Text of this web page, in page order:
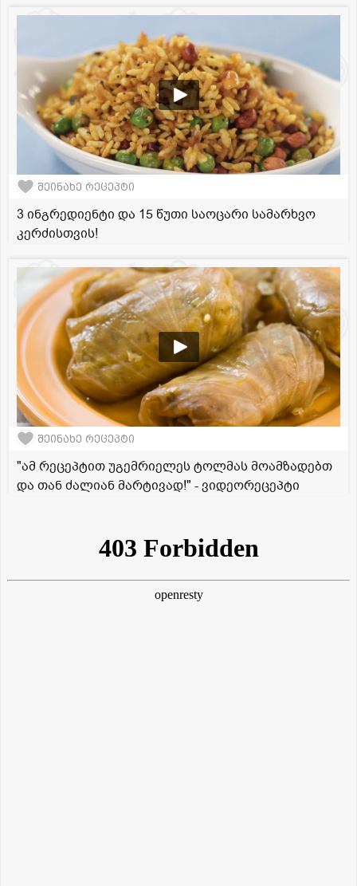
შეინახე რეცეპტი
3 ინგრედიენტი და 15 წუთი საოცარი სამარხვო
კერძისთვის!
შეინახე რეცეპტი
"ამ რეცეპტით უგემრიელეს ტოლმას მოამზადებთ
და თან ძალიან მარტივად!" - ვიდეორეცეპტი